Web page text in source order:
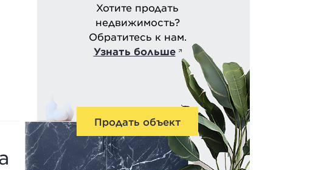
Хотите продать
недвижимость?
Обратитесь к нам.
Узнать больше
Продать объект